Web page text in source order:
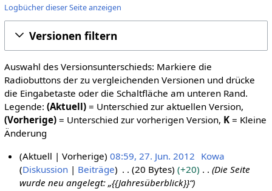
Logbücher dieser Seite anzeigen
Versionen filtern
Auswahl des Versionsunterschieds: Markiere die
Radiobuttons der zu vergleichenden Versionen und drücke
die Eingabetaste oder die Schaltfläche am unteren Rand.
Legende: (Aktuell)= Unterschied zur aktuellen Version,
(Vorherige)= Unterschied zur vorherigen Version, K= Kleine
Änderung
Aktuell Vorherige 08:59, 27. Jun. 2012 Kowa
Diskussion
Beiträge 20 Bytes +20
Die Seite
wurde neu angelegt: „{{Jahresüberblick}}“